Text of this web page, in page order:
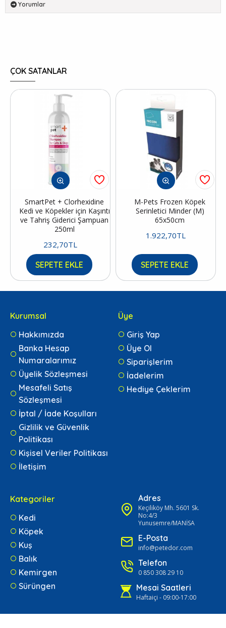
Yorumlar
ÇOK SATANLAR
SmartPet + Clorhexidine
Kedi ve Köpekler için Kaşıntı
ve Tahriş Giderici Şampuan
250ml
232,70TL
SEPETE EKLE
M-Pets Frozen Köpek
Serinletici Minder (M)
65x50cm
1.922,70TL
SEPETE EKLE
Kurumsal
Hakkımızda
Banka Hesap
Numaralarımız
Üyelik Sözleşmesi
Mesafeli Satış
Sözleşmesi
İptal / İade Koşulları
Gizlilik ve Güvenlik
Politikası
Kişisel Veriler Politikası
İletişim
Üye
Giriş Yap
Üye Ol
Siparişlerim
İadelerim
Hediye Çeklerim
Kategoriler
Kedi
Köpek
Kuş
Balık
Kemirgen
Sürüngen
Adres
Keçiliköy Mh. 5601 Sk.
No:4/3
Yunusemre/MANİSA
E-Posta
info@petedor.com
Telefon
0 850 308 29 10
Mesai Saatleri
Haftaiçi - 09:00-17:00